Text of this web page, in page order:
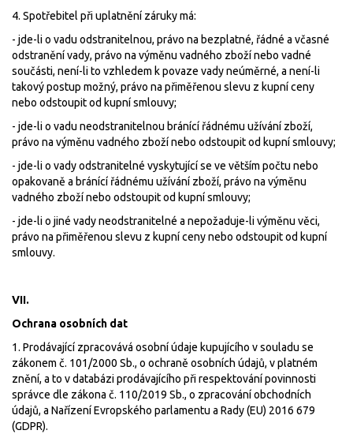
4. Spotřebitel při uplatnění záruky má:
- jde-li o vadu odstranitelnou, právo na bezplatné, řádné a včasné
odstranění vady, právo na výměnu vadného zboží nebo vadné
součásti, není-li to vzhledem k povaze vady neúměrné, a není-li
takový postup možný, právo na přiměřenou slevu z kupní ceny
nebo odstoupit od kupní smlouvy;
- jde-li o vadu neodstranitelnou bránící řádnému užívání zboží,
právo na výměnu vadného zboží nebo odstoupit od kupní smlouvy;
- jde-li o vady odstranitelné vyskytující se ve větším počtu nebo
opakovaně a bránící řádnému užívání zboží, právo na výměnu
vadného zboží nebo odstoupit od kupní smlouvy;
- jde-li o jiné vady neodstranitelné a nepožaduje-li výměnu věci,
právo na přiměřenou slevu z kupní ceny nebo odstoupit od kupní
smlouvy.
VII.
Ochrana osobních dat
1. Prodávající zpracovává osobní údaje kupujícího v souladu se
zákonem č. 101/2000 Sb., o ochraně osobních údajů, v platném
znění, a to v databázi prodávajícího při respektování povinnosti
správce dle zákona č. 110/2019 Sb., o zpracování obchodních
údajů, a Nařízení Evropského parlamentu a Rady (EU) 2016 679
(GDPR).